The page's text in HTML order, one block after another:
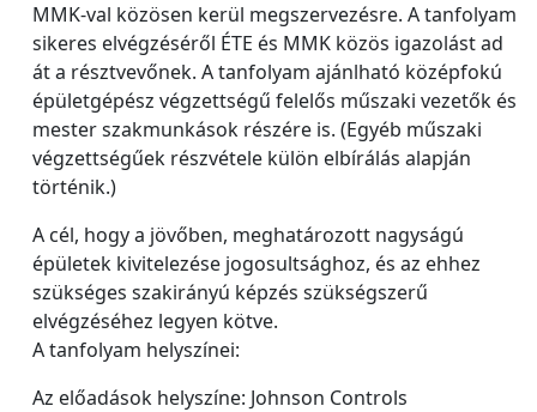
MMK-val közösen kerül megszervezésre. A tanfolyam
sikeres elvégzéséről ÉTE és MMK közös igazolást ad
át a résztvevőnek. A tanfolyam ajánlható középfokú
épületgépész végzettségű felelős műszaki vezetők és
mester szakmunkások részére is. (Egyéb műszaki
végzettségűek részvétele külön elbírálás alapján
történik.)
A cél, hogy a jövőben, meghatározott nagyságú
épületek kivitelezése jogosultsághoz, és az ehhez
szükséges szakirányú képzés szükségszerű
elvégzéséhez legyen kötve.
A tanfolyam helyszínei:
Az előadások helyszíne: Johnson Controls